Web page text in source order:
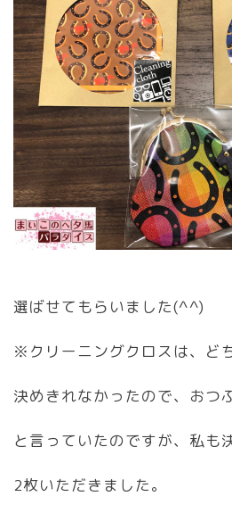
選ばせてもらいました(^^)
※クリーニングクロスは、ど
決めきれなかったので、おつ
と言っていたのですが、私も
2枚いただきました。